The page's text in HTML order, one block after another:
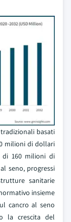
basati
milioni di dollari
di 160 milioni di
seno, progressi
sanitarie
insieme
cancro al seno
la crescita del